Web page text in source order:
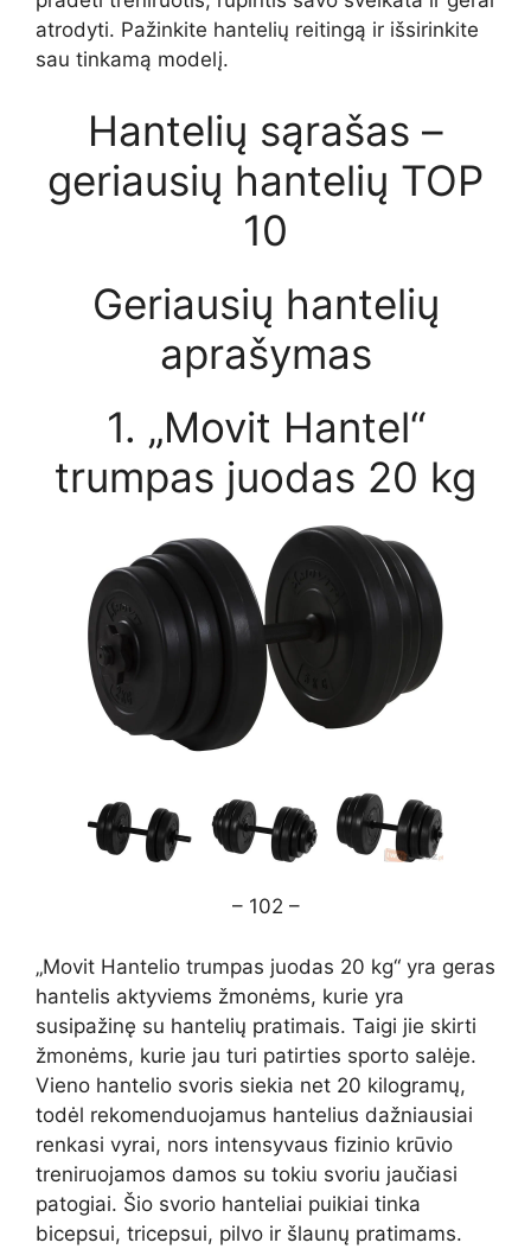
atrodyti. Pažinkite hantelių reitingą ir išsirinkite
sau tinkamą modelį.
Hantelių sąrašas –
geriausių hantelių TOP
10
Geriausių hantelių
aprašymas
1. „Movit Hantel“
trumpas juodas 20 kg
– 102 –
„Movit Hantelio trumpas juodas 20 kg“ yra geras
hantelis aktyviems žmonėms, kurie yra
susipažinę su hantelių pratimais. Taigi jie skirti
žmonėms, kurie jau turi patirties sporto salėje.
Vieno hantelio svoris siekia net 20 kilogramų,
todėl rekomenduojamus hantelius dažniausiai
renkasi vyrai, nors intensyvaus fizinio krūvio
treniruojamos damos su tokiu svoriu jaučiasi
patogiai. Šio svorio hanteliai puikiai tinka
bicepsui, tricepsui, pilvo ir šlaunų pratimams.